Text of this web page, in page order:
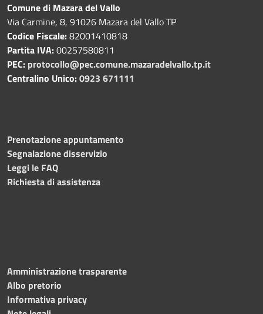
Comune di Mazara del Vallo
Via Carmine, 8, 91026 Mazara del Vallo TP
Codice Fiscale:82001410818
Partita IVA:00257580811
PEC: protocollo@pec.comune.mazaradelvallo.tp.it
Centralino Unico:0923 671111
Prenotazione appuntamento
Segnalazione disservizio
Leggi le FAQ
Richiesta di assistenza
Amministrazione trasparente
Albo pretorio
Informativa privacy